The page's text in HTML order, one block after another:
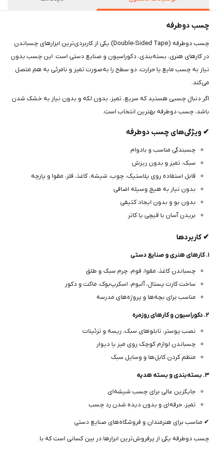
چسب دوطرفه
چسب دوطرفه (Double-Sided Tape) یکی از کاربردی‌ترین ابزارهای چسباندن
در کارهای هنری، بسته‌بندی، دکوراسیون و صنایع دستی است. این چسب بدون
نیاز به چسب مایع یا حرارت، دو سطح را به‌صورت تمیز و نامرئی به هم متصل
می‌کند.
اگر دنبال چسبی هستید که سریع، تمیز، بدون لکه و بدون نیاز به خشک شدن
باشد، چسب دوطرفه بهترین انتخاب است.
✔ ویژگی‌های چسب دوطرفه
چسبندگی مناسب و بادوام
سبک، تمیز و بدون ریزش
قابل استفاده روی پلاستیک، چوب، شیشه، کاغذ، فلز، مقوا و پارچه
بدون نیاز به هیچ وسیله اضافی
بدون بو و بدون ایجاد کثیفی
بریدن آسان با قیچی یا کاتر
✔ کاربردها
۱. کارهای هنری و صنایع دستی
چسباندن کاغذ، مقوا، فوم، چرم سبک و طلق
ساخت کارت پستال، آلبوم، اسکرپ‌بوک، ماکت و دکور
مناسب برای بچه‌ها و پروژه‌های مدرسه
۲. دکوراسیون و کارهای روزمره
نصب پوستر، تابلوهای سبک، ریسه و تزئینات
چسباندن لوازم کوچک روی میز یا دیوار
منظم کردن کابل‌ها و وسایل سبک
۳. بسته‌بندی و بسته هدیه
جایگزین عالی برای چسب شیشه‌ای
تمیز، حرفه‌ای و بدون دیده شدن رد چسب
✔ مناسب برای هنرمندان و فروشگاه‌های صنایع دستی
چسب دوطرفه یکی از پرفروش‌ترین ابزارها در بین کسانی است که با: